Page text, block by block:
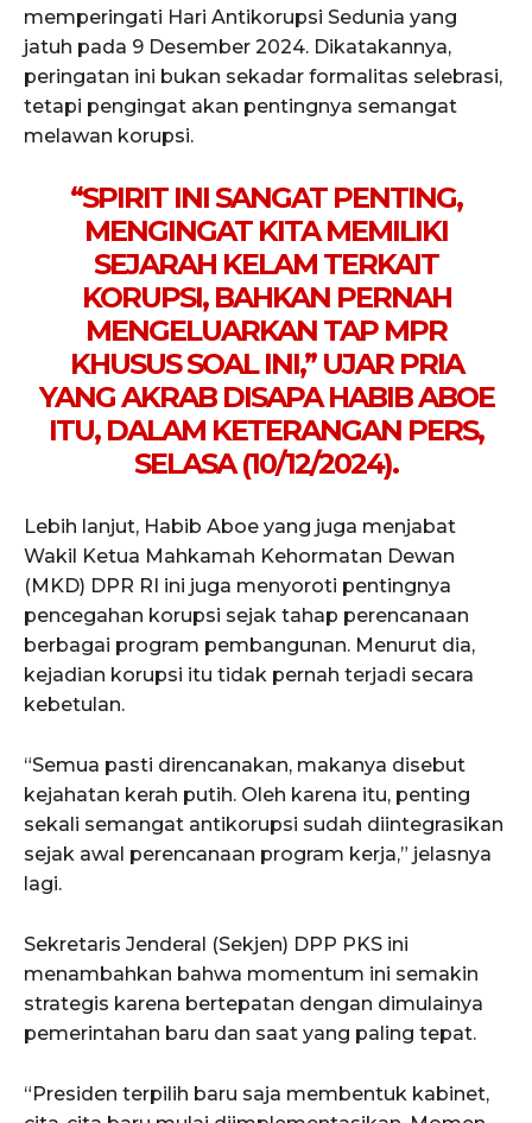
memperingati Hari Antikorupsi Sedunia yang
jatuh pada 9 Desember 2024. Dikatakannya,
peringatan ini bukan sekadar formalitas selebrasi,
tetapi pengingat akan pentingnya semangat
melawan korupsi.
“SPIRIT INI SANGAT PENTING,
MENGINGAT KITA MEMILIKI
SEJARAH KELAM TERKAIT
KORUPSI, BAHKAN PERNAH
MENGELUARKAN TAP MPR
KHUSUS SOAL INI,” UJAR PRIA
YANG AKRAB DISAPA HABIB ABOE
ITU, DALAM KETERANGAN PERS,
SELASA (10/12/2024).
Lebih lanjut, Habib Aboe yang juga menjabat
Wakil Ketua Mahkamah Kehormatan Dewan
(MKD) DPR RI ini juga menyoroti pentingnya
pencegahan korupsi sejak tahap perencanaan
berbagai program pembangunan. Menurut dia,
kejadian korupsi itu tidak pernah terjadi secara
kebetulan.
“Semua pasti direncanakan, makanya disebut
kejahatan kerah putih. Oleh karena itu, penting
sekali semangat antikorupsi sudah diintegrasikan
sejak awal perencanaan program kerja,” jelasnya
lagi.
Sekretaris Jenderal (Sekjen) DPP PKS ini
menambahkan bahwa momentum ini semakin
strategis karena bertepatan dengan dimulainya
pemerintahan baru dan saat yang paling tepat.
“Presiden terpilih baru saja membentuk kabinet,